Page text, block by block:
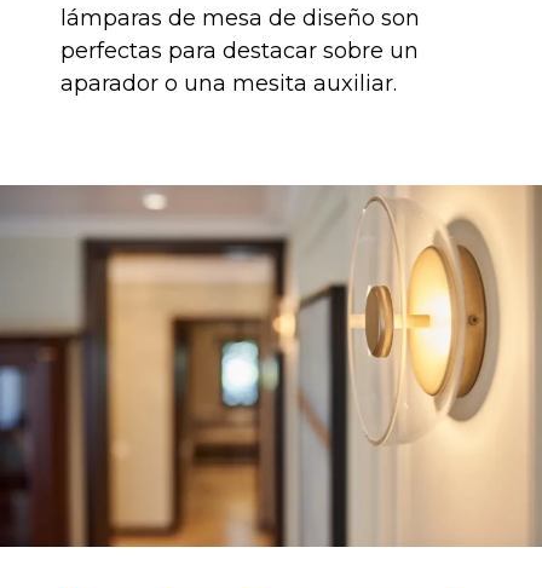
lámparas de mesa de diseño son
perfectas para destacar sobre un
aparador o una mesita auxiliar.